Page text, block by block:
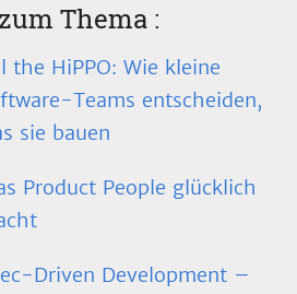
Thema :
the HiPPO: Wie kleine
Teams entscheiden,
sie bauen
Product People glücklich
Driven Development –